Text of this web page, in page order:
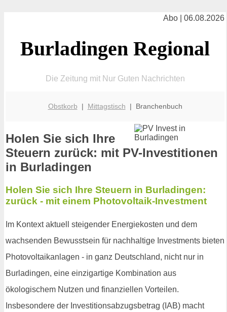
Abo | 06.08.2026
Burladingen Regional
Die Zeitung mit Nur Guten Nachrichten
Obstkorb | Mittagstisch | Branchenbuch
Holen Sie sich Ihre
Steuern zurück: mit PV-Investitionen
in Burladingen
Holen Sie sich Ihre Steuern in Burladingen:
zurück - mit einem Photovoltaik-Investment
Im Kontext aktuell steigender Energiekosten und dem
wachsenden Bewusstsein für nachhaltige Investments bieten
Photovoltaikanlagen - in ganz Deutschland, nicht nur in
Burladingen, eine einzigartige Kombination aus
ökologischem Nutzen und finanziellen Vorteilen.
Insbesondere der Investitionsabzugsbetrag (IAB) macht